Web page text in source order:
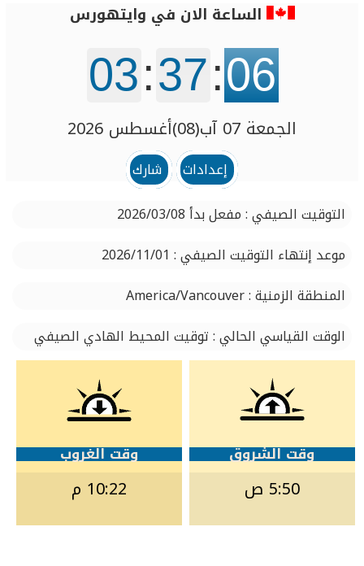
الساعة الان في وايتهورس
03:37:06
الجمعة 07 آب(08)أغسطس 2026
إعدادات
شارك
التوقيت الصيفي : مفعل بدأ 2026/03/08
موعد إنتهاء التوقيت الصيفي : 2026/11/01
المنطقة الزمنية : America/Vancouver
الوقت القياسي الحالي : توقيت المحيط الهادي الصيفي
وقت الشروق
5:50 ص
وقت الغروب
10:22 م